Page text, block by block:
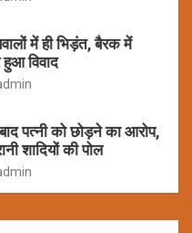
में ही भिड़ंत, बैरक में
विवाद
पत्नी को छोड़ने का आरोप,
शादियों की पोल